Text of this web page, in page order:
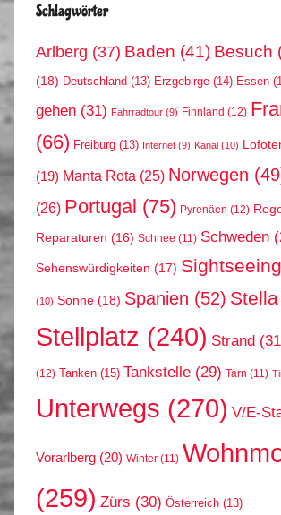
Schlagwörter
Arlberg (37) Baden (41) Besuch
(18) Deutschland (13) Erzgebirge (14) Essen
gehen (31) Fahrradtour (9) Finnland (12)
(66) Freiburg (13) Internet (9) Kanal (10)
(19) Manta Rota (25) Norwegen
(26) Portugal (75) Pyrenäen (12)
Reparaturen (16) Schnee (11) Schweden
Sehenswürdigkeiten (17) Sightseeing
(10) Sonne (18) Spanien (52) Stella
Stellplatz (240) Strand
(12) Tanken (15) Tankstelle (29) Tarn (11)
Unterwegs (270) V/E-
Vorarlberg (20) Winter (11)
(259) Zürs (30) Österreich (13)